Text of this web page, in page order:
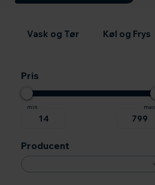
Vask og Tør Køl og Frys
Pris
Producent